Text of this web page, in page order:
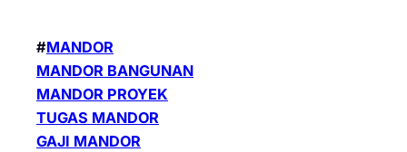
#MANDOR
MANDOR BANGUNAN
MANDOR PROYEK
TUGAS MANDOR
GAJI MANDOR